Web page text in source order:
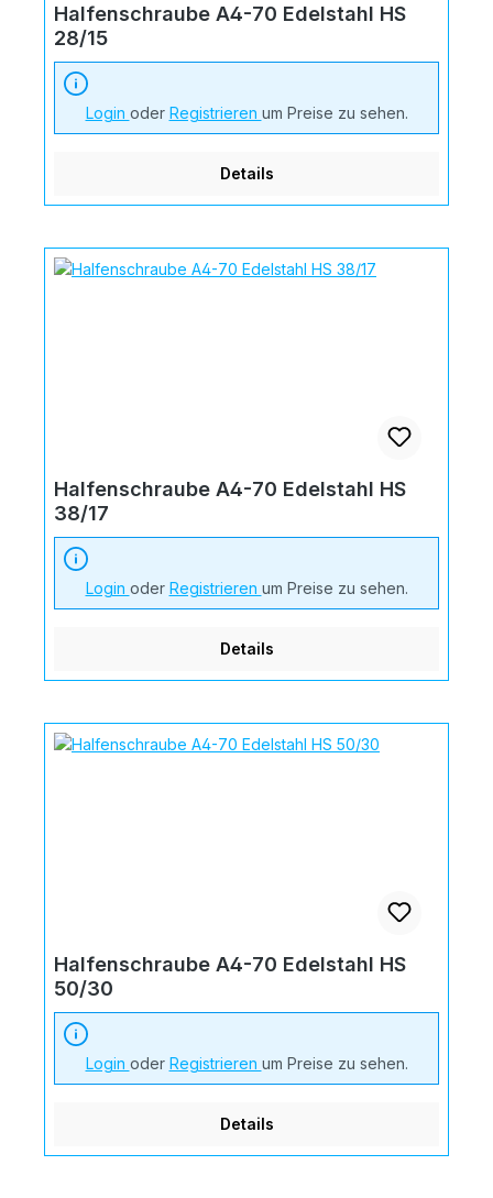
Halfenschraube A4-70 Edelstahl HS
28/15
Login oder Registrieren um Preise zu sehen.
Details
Halfenschraube A4-70 Edelstahl HS
38/17
Login oder Registrieren um Preise zu sehen.
Details
Halfenschraube A4-70 Edelstahl HS
50/30
Login oder Registrieren um Preise zu sehen.
Details